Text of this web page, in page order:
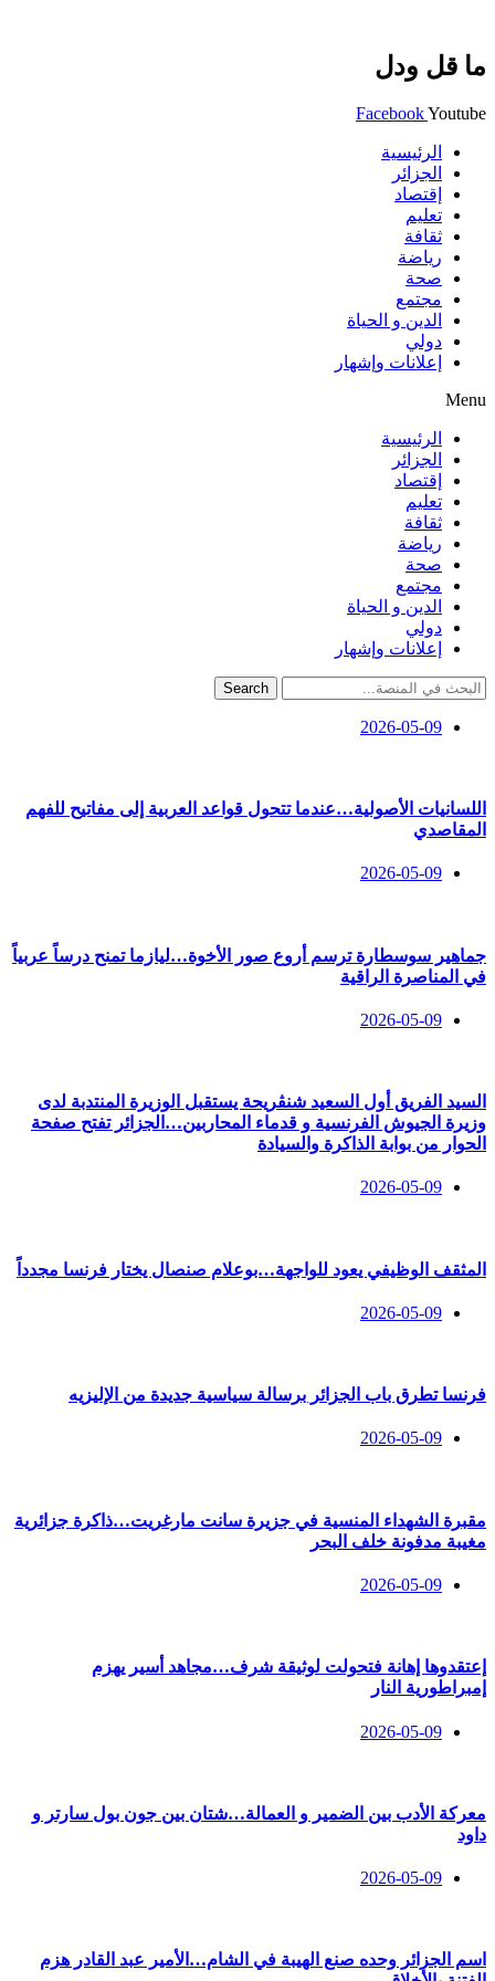
ما قل ودل
FacebookYoutube
الرئيسية
الجزائر
إقتصاد
تعليم
ثقافة
رياضة
صحة
مجتمع
الدين و الحياة
دولي
إعلانات وإشهار
Menu
الرئيسية
الجزائر
إقتصاد
تعليم
ثقافة
رياضة
صحة
مجتمع
الدين و الحياة
دولي
إعلانات وإشهار
Search
2026-05-09
اللسانيات الأصولية…عندما تتحول قواعد العربية إلى مفاتيح للفهم
المقاصدي
2026-05-09
جماهير سوسطارة ترسم أروع صور الأخوة…ليازما تمنح درساً عربياً
في المناصرة الراقية
2026-05-09
السيد الفريق أول السعيد شنڨريحة يستقبل الوزيرة المنتدبة لدى
وزيرة الجيوش الفرنسية و قدماء المحاربين…الجزائر تفتح صفحة
الحوار من بوابة الذاكرة والسيادة
2026-05-09
المثقف الوظيفي يعود للواجهة…بوعلام صنصال يختار فرنسا مجدداً
2026-05-09
فرنسا تطرق باب الجزائر برسالة سياسية جديدة من الإليزيه
2026-05-09
مقبرة الشهداء المنسية في جزيرة سانت مارغريت…ذاكرة جزائرية
مغيبة مدفونة خلف البحر
2026-05-09
إعتقدوها إهانة فتحولت لوثيقة شرف…مجاهد أسير يهزم
إمبراطورية النار
2026-05-09
معركة الأدب بين الضمير و العمالة…شتان بين جون بول سارتر و
داود
2026-05-09
اسم الجزائر وحده صنع الهيبة في الشام…الأمير عبد القادر هزم